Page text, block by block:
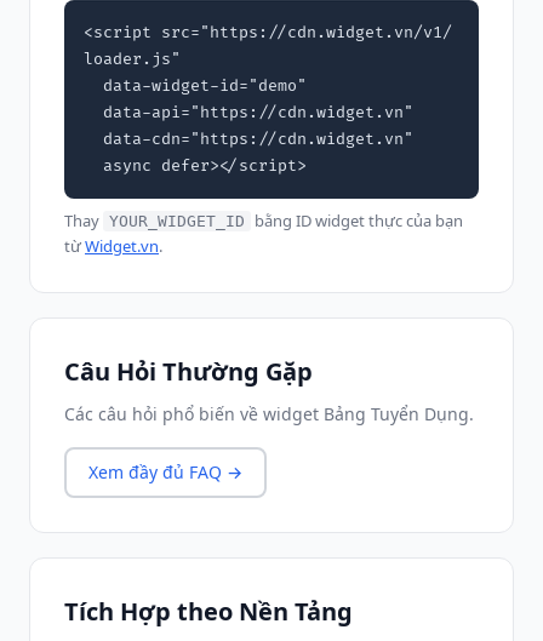
<script src="https://cdn.widget.vn/v1/
loader.js"
  async defer></script>
Thay YOUR_WIDGET_ID
bằng ID widget thực của bạn
từWidget.vn.
Câu Hỏi Thường Gặp
Các câu hỏi phổ biến về widget Bảng Tuyển Dụng.
Xem đầy đủ FAQ →
Tích Hợp theo Nền Tảng